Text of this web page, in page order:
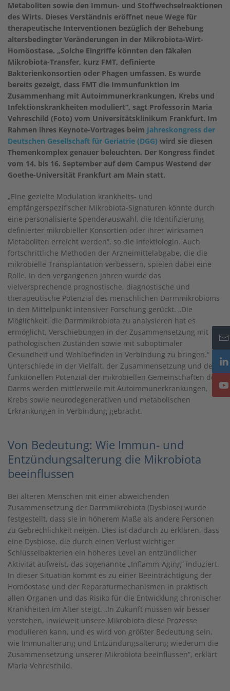
Metaboliten sowie den Immun- und Stoffwechselreaktionen
des Wirts. Dieses Verständnis eröffnet neue Wege für
therapeutische Interventionen bezüglich der Behebung
altersbedingter Veränderungen in der Mikrobiota-Wirt-
Homöostase. „Solche Eingriffe könnten den fäkalen
Mikrobiota-Transfer, kurz FMT, definierte
Bakterienkonsortien oder Phagen umfassen. Es wurde
bereits gezeigt, dass FMT die Immunfunktion im
Zusammenhang mit Autoimmunerkrankungen, Krebs und
Infektionskrankheiten moduliert“, sagt Professorin Maria
Vehreschild (Foto) vom Universitätsklinikum Frankfurt. Im
Rahmen ihres Keynote-Vortrages beim Jahreskongress der
Deutschen Gesellschaft für Geriatrie (DGG) wird sie diesen
Themenkomplex genauer beleuchten. Der Kongress findet
vom 14. bis 16. September auf dem Campus Westend der
Goethe-Universität Frankfurt am Main statt.
„Eine gezielte Modulation krankheits- und
empfängerspezifischer Mikrobiota-Signaturen könnte durch
eine personalisierte Spenderauswahl, die Identifizierung
definierter mikrobieller Konsortien oder ihrer wirksamen
Metaboliten erreicht werden“, so die Infektiologin. Auch
fortschrittliche Methoden der Arzneimittelabgabe, die die
mikrobielle Transplantation verbessern, spielen dabei eine
Rolle. In den vergangenen Jahren wurde das
vielversprechende prognostische, diagnostische und
therapeutische Potenzial des menschlichen Darmmikrobioms
in den Mittelpunkt intensiver Forschung gerückt. „Die
Möglichkeit, die Darmmikrobiota zu analysieren hat es
ermöglicht, Verschiebungen in der Zusammensetzung mit
pathologischen Zuständen sowie mit suboptimaler
Gesundheit und Wohlbefinden in Verbindung zu bringen.“
Unterschiede in der Vielfalt, der Zusammensetzung und dem
funktionellen Potenzial der mikrobiellen Gemeinschaften des
Darms werden mittlerweile mit Autoimmunerkrankungen,
Krebs sowie neurodegenerativen und metabolischen
Erkrankungen in Verbindung gebracht.
Von Bedeutung: Wie Immun- und
Entzündungsalterung die Mikrobiota
beeinflussen
Bei älteren Menschen mit einer abweichenden
Zusammensetzung der Darmmikrobiota (Dysbiose) wurde
festgestellt, dass sie in höherem Maße als andere Personen
zu Gebrechlichkeit neigen. Dies ist dadurch zu erklären, dass
eine Dysbiose, die durch einen Verlust wichtiger
Schlüsselbakterien ein höheres Level an entzündlicher
Aktivität aufweist, das sogenannte „Inflamm-Aging“ induziert.
In dieser Situation kommt es zu einer Beeinträchtigung der
Homöostase und der Reparaturmechanismen in praktisch
allen Organen und das Risiko für die Entwicklung chronischer
Krankheiten im Alter steigt. „In Zukunft müssen wir besser
verstehen, inwieweit unsere Mikrobiota diese Prozesse
modulieren kann, und es wird von größter Bedeutung sein,
wie Immunalterung und Entzündungsalterung wiederum die
Zusammensetzung unserer Mikrobiota beeinflussen“, erklärt
Maria Vehreschild.